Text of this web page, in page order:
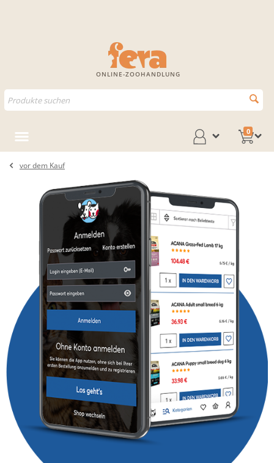
ONLINE-ZOOHANDLUNG
0
vor dem Kauf